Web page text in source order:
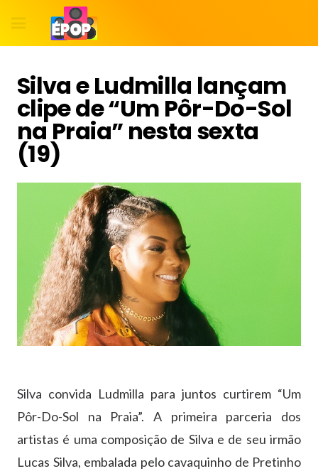
Silva e Ludmilla lançam
clipe de “Um Pôr-Do-Sol
na Praia” nesta sexta
(19)
Silva convida Ludmilla para juntos curtirem “Um
Pôr-Do-Sol na Praia”. A primeira parceria dos
artistas é uma composição de Silva e de seu irmão
Lucas Silva, embalada pelo cavaquinho de Pretinho